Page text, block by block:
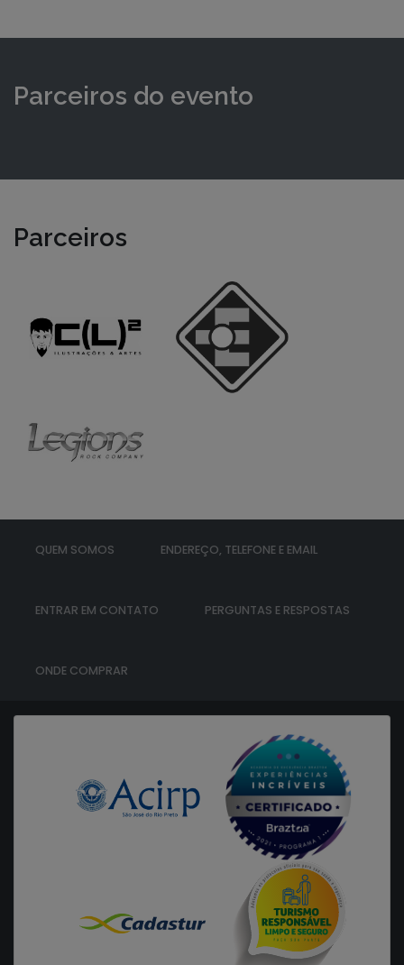
Parceiros do evento
Parceiros
QUEM SOMOS ENDEREÇO, TELEFONE E EMAIL
ENTRAR EM CONTATO PERGUNTAS E RESPOSTAS
ONDE COMPRAR